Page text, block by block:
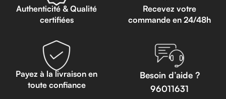
Authenticité & Qualité
certifiées
Recevez votre
commande en 24/48h
Payez à la livraison en
toute confiance
Besoin d’aide ?
96011631